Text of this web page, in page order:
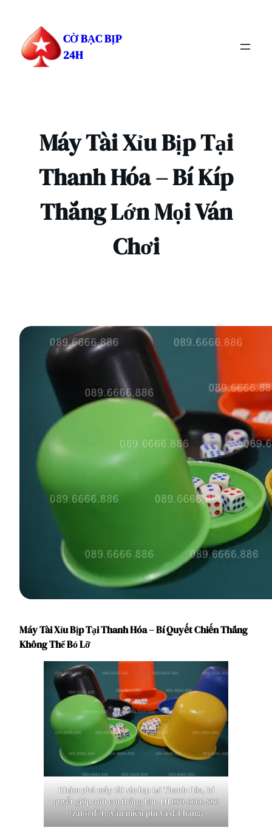
phần
CỜ BẠC BỊP
24H
Máy Tài Xỉu Bịp Tại
Thanh Hóa – Bí Kíp
Thắng Lớn Mọi Ván
Chơi
Máy Tài Xỉu Bịp Tại Thanh Hóa – Bí Quyết Chiến Thắng
Không Thể Bỏ Lỡ
Khám phá máy tài xỉu bịp tại Thanh Hóa, bí
quyết giúp anh em thắng lớn. LH 089.6666.886
(zalo) để tư vấn miễn phí và đặt hàng.